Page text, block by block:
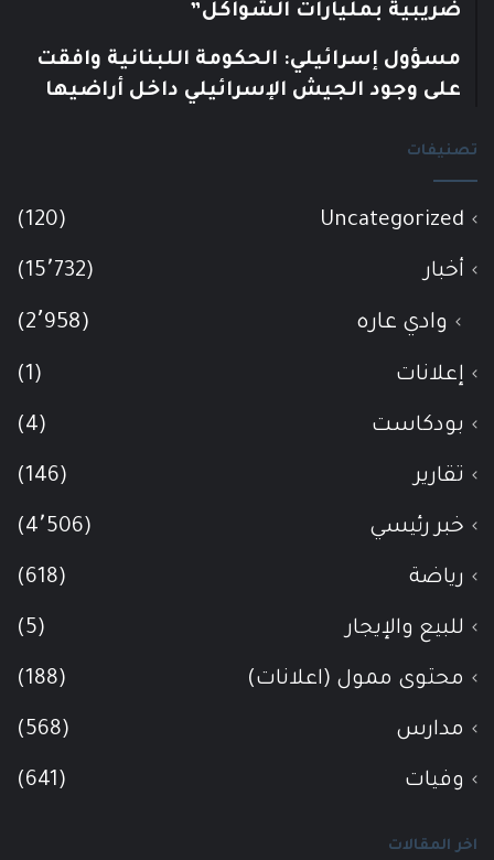
ضريبية بمليارات الشواكل”
مسؤول إسرائيلي: الحكومة اللبنانية وافقت
على وجود الجيش الإسرائيلي داخل أراضيها
تصنيفات
Uncategorized
(120)
أخبار (15٬732)
وادي عاره (2٬958)
إعلانات (1)
بودكاست (4)
تقارير (146)
خبر رئيسي (4٬506)
رياضة (618)
للبيع والإيجار (5)
محتوى ممول (اعلانات) (188)
مدارس (568)
وفيات (641)
اخر المقالات